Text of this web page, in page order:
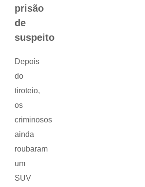
prisão
de
suspeito
Depois
do
tiroteio,
os
criminosos
ainda
roubaram
um
SUV